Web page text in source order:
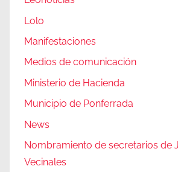
Lolo
Manifestaciones
Medios de comunicación
Ministerio de Hacienda
Municipio de Ponferrada
News
Nombramiento de secretarios de
Vecinales